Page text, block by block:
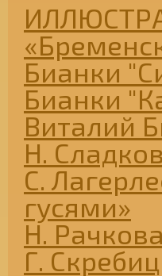
Бианки
Бианки
Виталий
Н.
С.
гусями»
Н.
Г.